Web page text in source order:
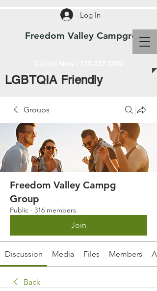
Freedom Valley Campground
Log In
LGBTQIA Friendly
Groups
Freedom Valley Campg
Group
Public · 316 members
Join
Discussion Media Files Members
Back